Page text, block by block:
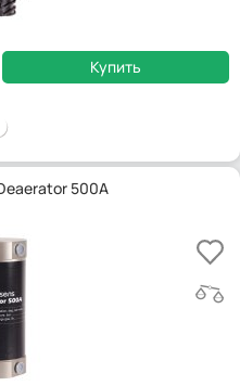
Купить
500A